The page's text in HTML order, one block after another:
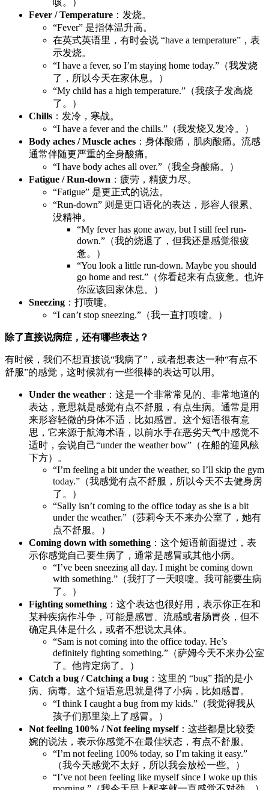
Fever / Temperature ：发烧。
“Fever” 是指体温升高。
在英式英语里，有时会说 “have a temperature”，表
示发烧。
“I have a fever, so I’m staying home today.”（我发烧
了，所以今天在家休息。）
“My child has a high temperature.”（我孩子发高烧
了。）
Chills ：发冷，寒战。
“I have a fever and the chills.”（我发烧又发冷。）
Body aches / Muscle aches ：身体酸痛，肌肉酸痛。流感
通常伴随更严重的全身酸痛。
“I have body aches all over.”（我全身酸痛。）
Fatigue / Run-down ：疲劳，精疲力尽。
“Fatigue” 是更正式的说法。
“Run-down” 则是更口语化的表达，形容人很累、
没精神。
“My fever has gone away, but I still feel run-
down.”（我的烧退了，但我还是感觉很疲
惫。）
“You look a little run-down. Maybe you should
go home and rest.”（你看起来有点疲惫。也许
你应该回家休息。）
Sneezing ：打喷嚏。
“I can’t stop sneezing.”（我一直打喷嚏。）
除了直接说病症，还有哪些表达？
有时候，我们不想直接说“我病了”，或者想表达一种“有点不
舒服”的感觉，这时候就有一些很棒的表达可以用。
Under the weather ：这是一个非常常见的、非常地道的
表达，意思就是感觉有点不舒服，有点生病。通常是用
来形容轻微的身体不适，比如感冒。这个短语很有意
思，它来源于航海术语，以前水手在恶劣天气中感觉不
适时，会说自己“under the weather bow”（在船的迎风舷
下方）。
“I’m feeling a bit under the weather, so I’ll skip the gym
today.”（我感觉有点不舒服，所以今天不去健身房
了。）
“Sally isn’t coming to the office today as she is a bit
under the weather.”（莎莉今天不来办公室了，她有
点不舒服。）
Coming down with something ：这个短语前面提过，表
示你感觉自己要生病了，通常是感冒或其他小病。
“I’ve been sneezing all day. I might be coming down
with something.”（我打了一天喷嚏。我可能要生病
了。）
Fighting something ：这个表达也很好用，表示你正在和
某种疾病作斗争，可能是感冒、流感或者肠胃炎，但不
确定具体是什么，或者不想说太具体。
“Sam is not coming into the office today. He’s
definitely fighting something.”（萨姆今天不来办公室
了。他肯定病了。）
Catch a bug / Catching a bug ：这里的 “bug” 指的是小
病、病毒。这个短语意思就是得了小病，比如感冒。
“I think I caught a bug from my kids.”（我觉得我从
孩子们那里染上了感冒。）
Not feeling 100% / Not feeling myself：这些都是比较委
婉的说法，表示你感觉不在最佳状态，有点不舒服。
“I’m not feeling 100% today, so I’m taking it easy.”
（我今天感觉不太好，所以我会放松一些。）
“I’ve not been feeling like myself since I woke up this